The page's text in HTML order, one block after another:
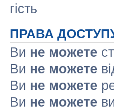
гість
ПРАВА
Ви не можете
Ви не можете
Ви не можете
Ви не можете